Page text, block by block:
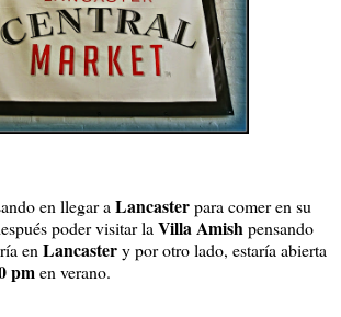
en llegar a Lancasterpara comer en su
poder visitar la Villa Amishpensando
en Lancastery por otro lado, estaría abierta
pmen verano.